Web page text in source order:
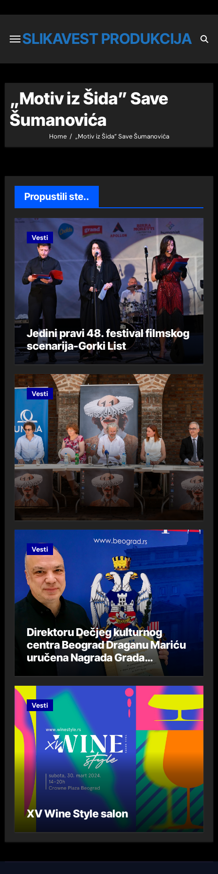
SLIKAVEST PRODUKCIJA
„Motiv iz Šida” Save
Šumanovića
Home „Motiv iz Šida” Save Šumanovića
Propustili ste..
Vesti
Jedini pravi 48. festival filmskog
scenarija-Gorki List
Vesti
Vesti
Direktoru Dečjeg kulturnog
centra Beograd Draganu Mariću
uručena Nagrada Grada
Beograda „DespotStefan
Lazarević“ za 2023. godinu
Vesti
XV Wine Style salon